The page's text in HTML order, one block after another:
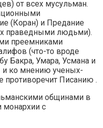
от всех мусульман.
(Коран) и Предание
праведными людьми).
преемниками
(что-то вроде
Бакра, Умара, Усмана и
и ко мнению ученых-
противоречит Писанию .
общинами в
монархии с